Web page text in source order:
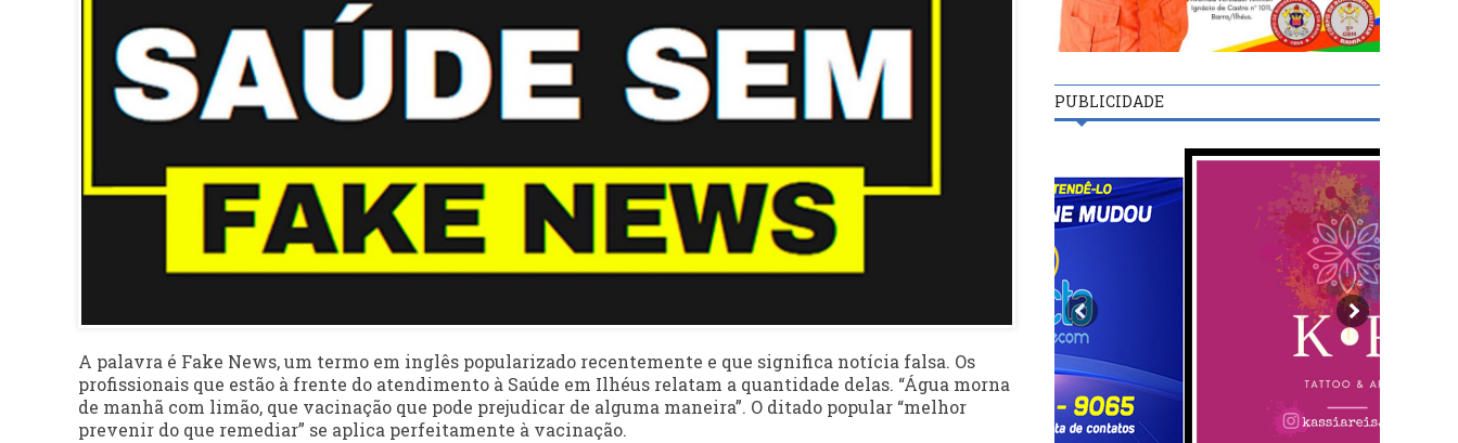
A palavra é Fake News, um termo em inglês popularizado recentemente e que significa notícia falsa. Os
profissionais que estão à frente do atendimento à Saúde em Ilhéus relatam a quantidade delas. “Água morna
de manhã com limão, que vacinação que pode prejudicar de alguma maneira”. O ditado popular “melhor
prevenir do que remediar” se aplica perfeitamente à vacinação.
PUBLICIDADE